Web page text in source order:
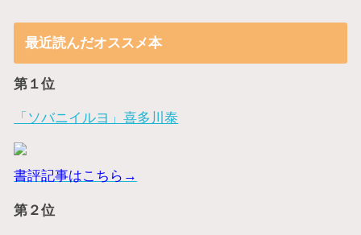
最近読んだオススメ本
第１位
「ソバニイルヨ」喜多川泰
書評記事はこちら→
第２位